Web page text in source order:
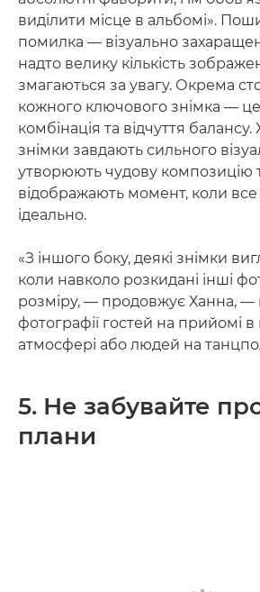
виділити місце в альбомі».
помилка — візуально
надто велику кількість
змагаються за увагу. Окрема
кожного ключового знімка —
комбінація та відчуття
знімки завдають сильного
утворюють чудову композицію
відображають момент, коли все
ідеально.
«З іншого боку, деякі знімки
коли навколо розкидані інші
розміру, — продовжує Ханна, —
фотографії гостей на прийомі
атмосфері або людей на
5. Не забувайте
плани